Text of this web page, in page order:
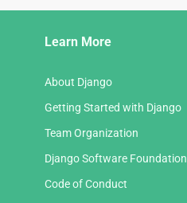
Learn More
About Django
Getting Started with Django
Team Organization
Django Software Foundation
Code of Conduct